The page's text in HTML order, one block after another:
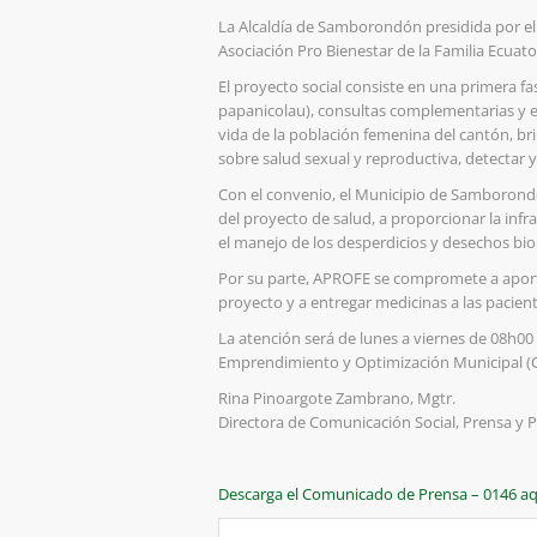
La Alcaldía de Samborondón presidida por
Asociación Pro Bienestar de la Familia
El proyecto social consiste en una primera
papanicolau), consultas complementarias y
vida de la población femenina del cantón,
sobre salud sexual y reproductiva, detectar
Con el convenio, el Municipio de
del proyecto de salud, a proporcionar la
el manejo de los desperdicios y desechos
Por su parte, APROFE se compromete a
proyecto y a entregar medicinas a las
La atención será de lunes a viernes de
Emprendimiento y Optimización Municipal
Rina Pinoargote Zambrano, Mgtr.
Directora de Comunicación Social, Prensa y
Descarga el Comunicado de Prensa – 0146